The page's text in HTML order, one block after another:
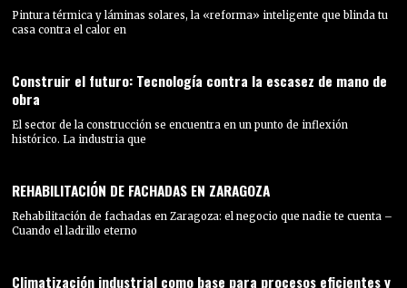
Pintura térmica y láminas solares, la «reforma» inteligente que blinda tu
casa contra el calor en
Construir el futuro: Tecnología contra la escasez de mano de
obra
El sector de la construcción se encuentra en un punto de inflexión
histórico. La industria que
REHABILITACIÓN DE FACHADAS EN ZARAGOZA
Rehabilitación de fachadas en Zaragoza: el negocio que nadie te cuenta –
Cuando el ladrillo eterno
Climatización industrial como base para procesos eficientes y